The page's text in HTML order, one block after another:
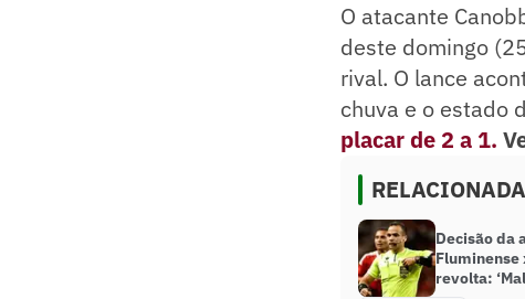
O atacante
deste domingo
rival. O lance
chuva e o estado
placar de 2 a 1.
Decisão da
Fluminense
revolta: